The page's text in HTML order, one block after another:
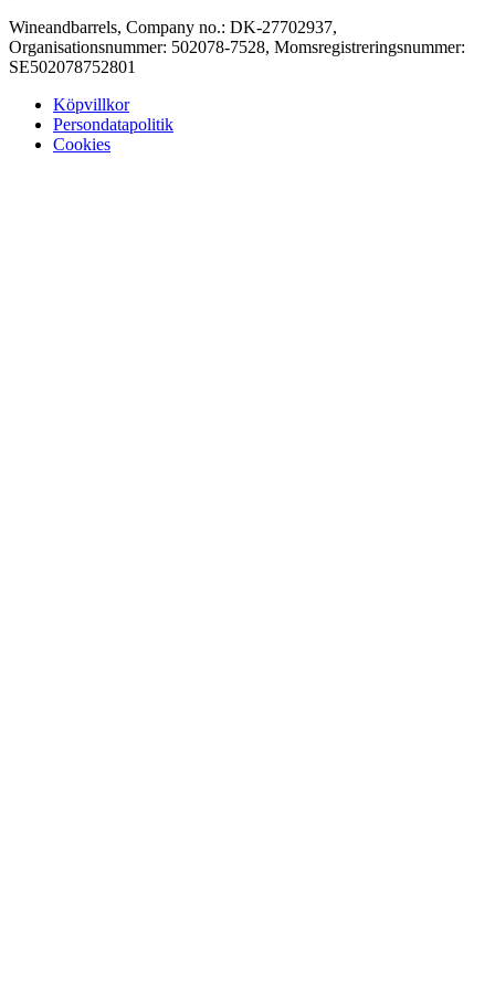
Wineandbarrels, Company no.: DK-27702937,
Organisationsnummer: 502078-7528, Momsregistreringsnummer:
SE502078752801
Köpvillkor
Persondatapolitik
Cookies